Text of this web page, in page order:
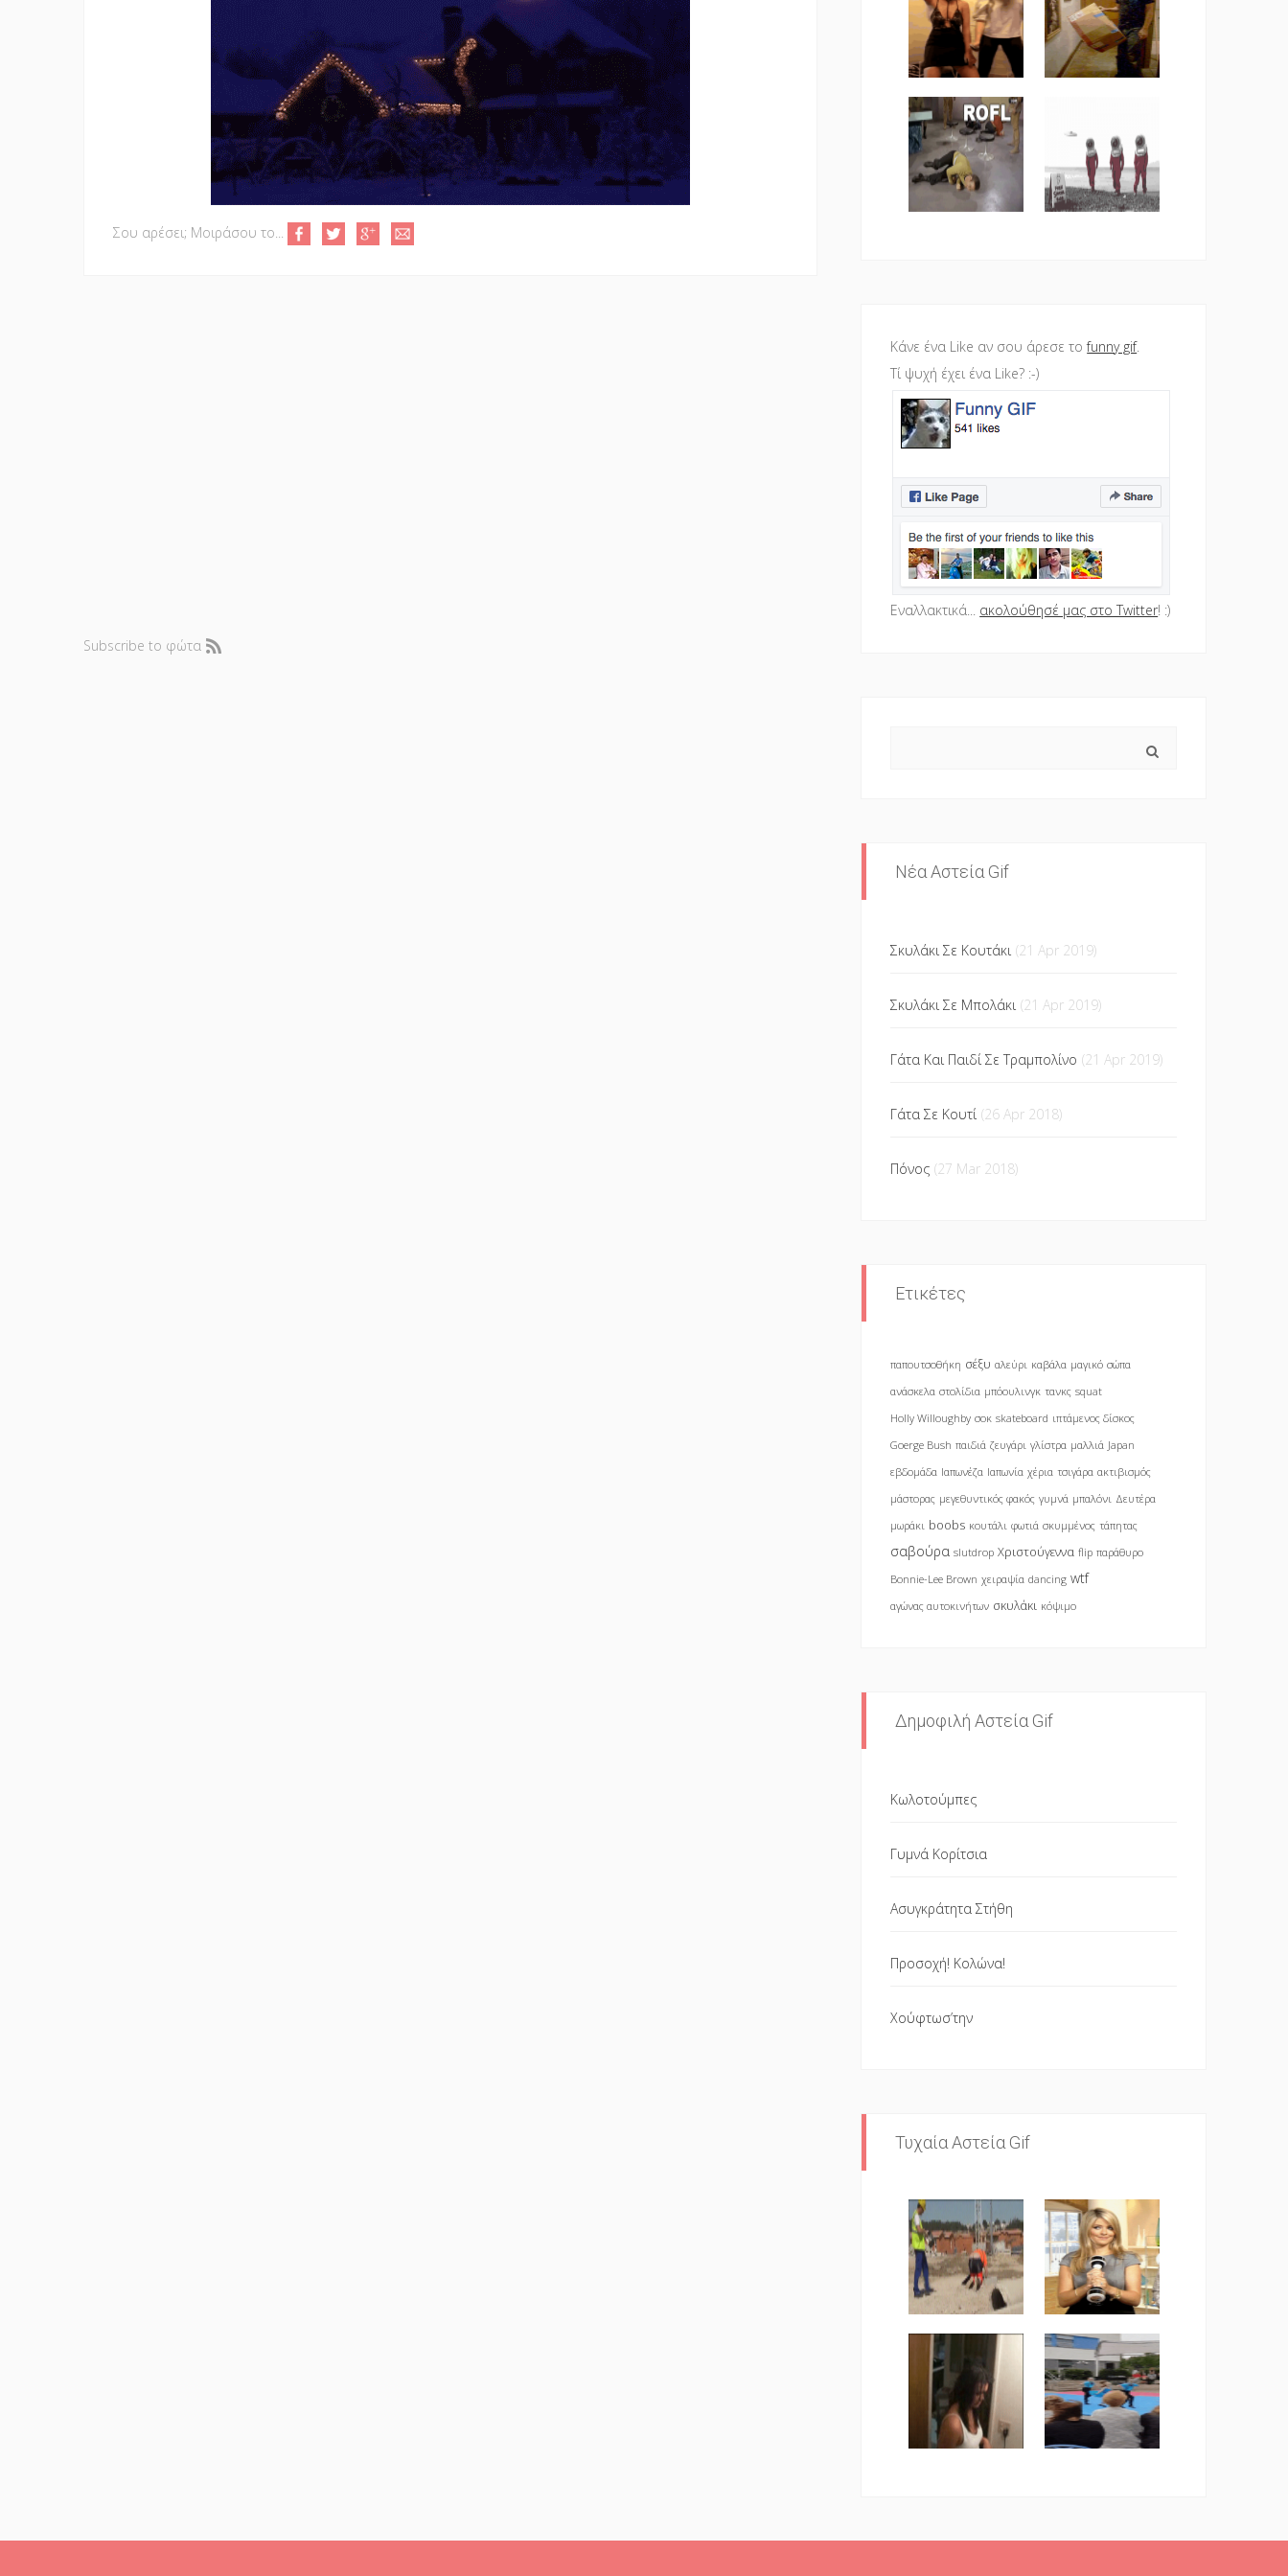
Σου αρέσει; Μοιράσου το...
Subscribe to φώτα
Κάνε ένα Like αν σου άρεσε τοfunny gif.
Τί ψυχή έχει ένα Like? :-)
Εναλλακτικά... ακολούθησέ μας στο Twitter! :)
Νέα Αστεία Gif
Σκυλάκι Σε Κουτάκι (21 Apr 2019)
Σκυλάκι Σε Μπολάκι (21 Apr 2019)
Γάτα Και Παιδί Σε Τραμπολίνο (21 Apr 2019)
Γάτα Σε Κουτί (26 Apr 2018)
Πόνος (27 Mar 2018)
Ετικέτες
παπουτσοθήκη σέξυ αλεύρι καβάλα μαγικό σώπα
ανάσκελα στολίδια μπόουλινγκ τανκς squat
Holly Willoughby σοκ skateboard ιπτάμενος δίσκος
Goerge Bush παιδιά ζευγάρι γλίστρα μαλλιά Japan
εβδομάδα Ιαπωνέζα Ιαπωνία χέρια τσιγάρα ακτιβισμός
μάστορας μεγεθυντικός φακός γυμνά μπαλόνι Δευτέρα
μωράκι boobs κουτάλι φωτιά σκυμμένος τάπητας
σαβούρα slutdrop Χριστούγεννα flip παράθυρο
Bonnie-Lee Brown χειραψία dancing wtf
αγώνας αυτοκινήτων σκυλάκι κόψιμο
Δημοφιλή Αστεία Gif
Κωλοτούμπες
Γυμνά Κορίτσια
Ασυγκράτητα Στήθη
Προσοχή! Κολώνα!
Χούφτωσ’την
Τυχαία Αστεία Gif